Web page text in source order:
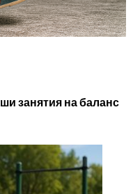
занятия на баланс